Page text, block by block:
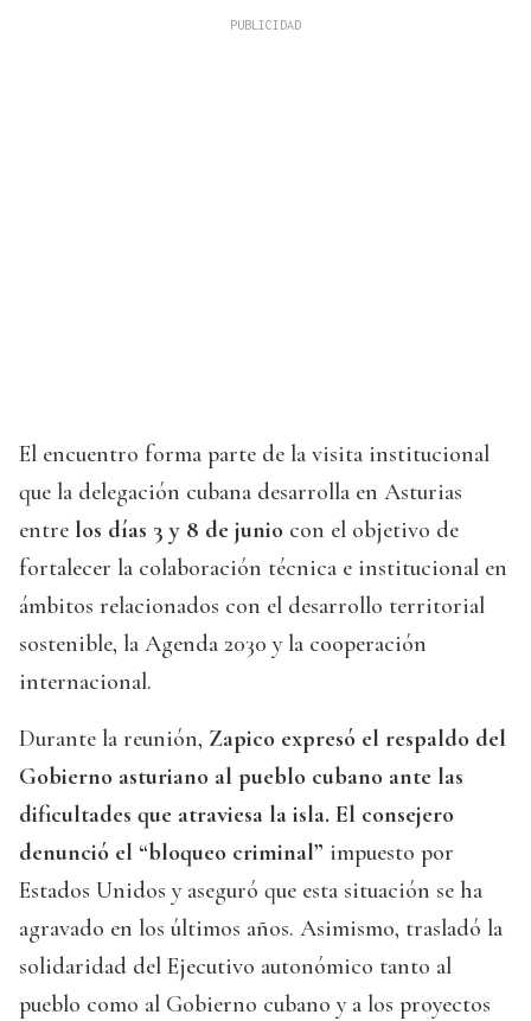
El encuentro forma parte de la visita institucional
que la delegación cubana desarrolla en Asturias
entre los días 3 y 8 de junio con el objetivo de
fortalecer la colaboración técnica e institucional en
ámbitos relacionados con el desarrollo territorial
sostenible, la Agenda 2030 y la cooperación
internacional.
Durante la reunión, Zapico expresó el respaldo del
Gobierno asturiano al pueblo cubano ante las
dificultades que atraviesa la isla. El consejero
denunció el “bloqueo criminal” impuesto por
Estados Unidos y aseguró que esta situación se ha
agravado en los últimos años. Asimismo, trasladó la
solidaridad del Ejecutivo autonómico tanto al
pueblo como al Gobierno cubano y a los proyectos